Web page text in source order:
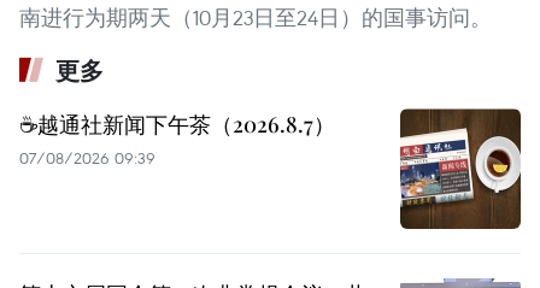
南进行为期两天（10月23日至24日）的国事访问。
更多
☕️越通社新闻下午茶（2026.8.7）
07/08/2026 09:39